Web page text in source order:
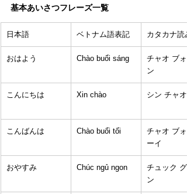
基本あいさつフレーズ一覧
日本語 ベトナム語表記 カタカナ読
おはよう Chào buổi sáng
チャオ ブォ
ン
こんにちは Xin chào シン チャオ
こんばんは Chào buổi tối
チャオ ブォ
ーイ
おやすみ Chúc ngủ ngon
チュック グ
ン